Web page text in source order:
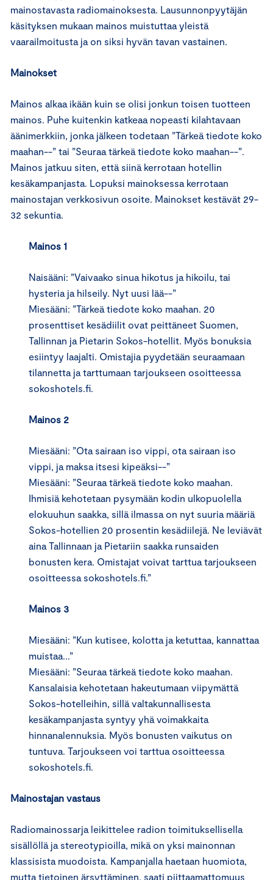
mainostavasta radiomainoksesta. Lausunnonpyytäjän
käsityksen mukaan mainos muistuttaa yleistä
vaarailmoitusta ja on siksi hyvän tavan vastainen.
Mainokset
Mainos alkaa ikään kuin se olisi jonkun toisen tuotteen
mainos. Puhe kuitenkin katkeaa nopeasti kilahtavaan
äänimerkkiin, jonka jälkeen todetaan ”Tärkeä tiedote koko
maahan--” tai ”Seuraa tärkeä tiedote koko maahan--”.
Mainos jatkuu siten, että siinä kerrotaan hotellin
kesäkampanjasta. Lopuksi mainoksessa kerrotaan
mainostajan verkkosivun osoite. Mainokset kestävät 29-
32 sekuntia.
Mainos 1
Naisääni: ”Vaivaako sinua hikotus ja hikoilu, tai
hysteria ja hilseily. Nyt uusi lää--”
Miesääni: ”Tärkeä tiedote koko maahan. 20
prosenttiset kesädiilit ovat peittäneet Suomen,
Tallinnan ja Pietarin Sokos-hotellit. Myös bonuksia
esiintyy laajalti. Omistajia pyydetään seuraamaan
tilannetta ja tarttumaan tarjoukseen osoitteessa
sokoshotels.fi.
Mainos 2
Miesääni: ”Ota sairaan iso vippi, ota sairaan iso
vippi, ja maksa itsesi kipeäksi--”
Miesääni: ”Seuraa tärkeä tiedote koko maahan.
Ihmisiä kehotetaan pysymään kodin ulkopuolella
elokuuhun saakka, sillä ilmassa on nyt suuria määriä
Sokos-hotellien 20 prosentin kesädiilejä. Ne leviävät
aina Tallinnaan ja Pietariin saakka runsaiden
bonusten kera. Omistajat voivat tarttua tarjoukseen
osoitteessa sokoshotels.fi.”
Mainos 3
Miesääni: ”Kun kutisee, kolotta ja ketuttaa, kannattaa
muistaa...”
Miesääni: ”Seuraa tärkeä tiedote koko maahan.
Kansalaisia kehotetaan hakeutumaan viipymättä
Sokos-hotelleihin, sillä valtakunnallisesta
kesäkampanjasta syntyy yhä voimakkaita
hinnanalennuksia. Myös bonusten vaikutus on
tuntuva. Tarjoukseen voi tarttua osoitteessa
sokoshotels.fi.
Mainostajan vastaus
Radiomainossarja leikittelee radion toimituksellisella
sisällöllä ja stereotypioilla, mikä on yksi mainonnan
klassisista muodoista. Kampanjalla haetaan huomiota,
mutta tietoinen ärsyttäminen, saati piittaamattomuus